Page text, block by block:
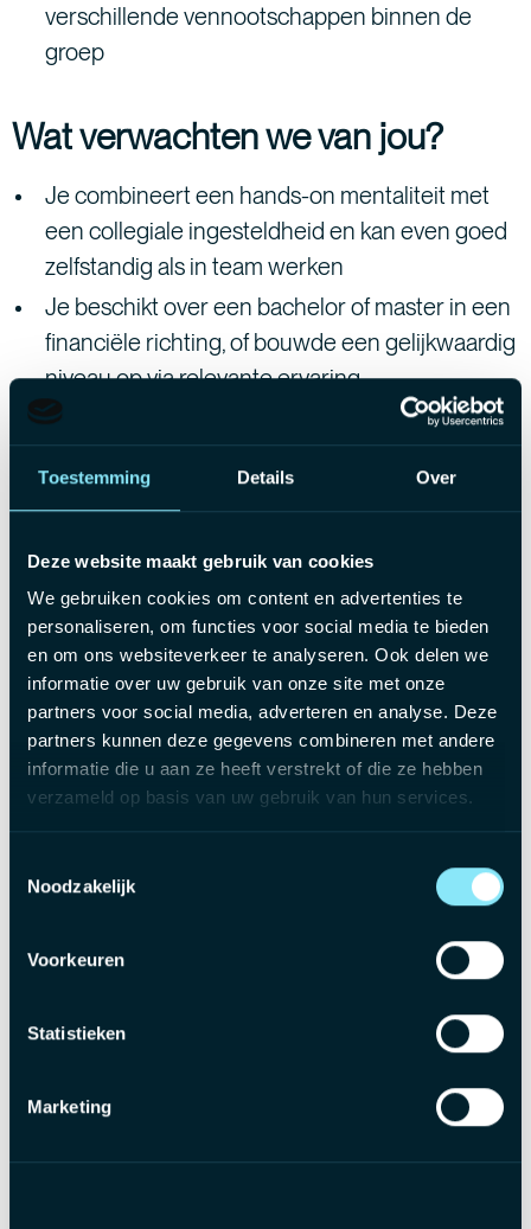
Toestemming Details Over
Deze website maakt gebruik van cookies
We gebruiken cookies om content en advertenties te
personaliseren, om functies voor social media te bieden
en om ons websiteverkeer te analyseren. Ook delen we
informatie over uw gebruik van onze site met onze
partners voor social media, adverteren en analyse. Deze
partners kunnen deze gegevens combineren met andere
informatie die u aan ze heeft verstrekt of die ze hebben
verzameld op basis van uw gebruik van hun services.
Noodzakelijk
Voorkeuren
Statistieken
Marketing
verschillende vennootschappen binnen de
groep
Wat verwachten we van jou?
Je combineert een hands-on mentaliteit met
een collegiale ingesteldheid en kan even goed
zelfstandig als in team werken
Je beschikt over een bachelor of master in een
financiële richting, of bouwde een gelijkwaardig
niveau op via relevante ervaring
Je voelt je verantwoordelijk voor jouw dossiers
en houdt ervan om dicht bij de organisatie te
staan
een boekhoudkundige of financiële functie
Je bent communicatief sterk, staat open voor
feedback en hebt een echte drive om bij te
leren
Wat bieden we jou aan?
Een aantrekkelijk brutosalaris tussen
€2.800 en
ervaring
maandelijks loon
Een bedrijfswagen met tankkaart zodat je
zorgeloos onderweg bent
Een warme teamsfeer waar collegialiteit en